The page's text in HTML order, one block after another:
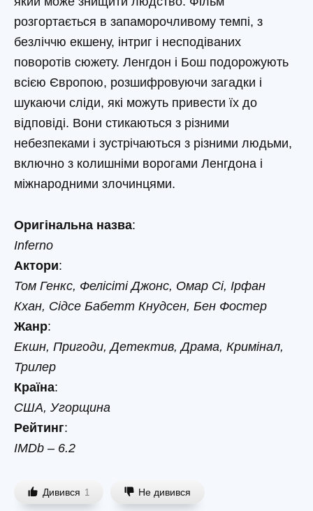
розгортається в запаморочливому темпі, з
безліччю екшену, інтриг і несподіваних
поворотів сюжету. Ленгдон і Бош подорожують
всією Європою, розшифровуючи загадки і
шукаючи сліди, які можуть привести їх до
відповіді. Вони стикаються з різними
небезпеками і зустрічаються з різними людьми,
включно з колишніми ворогами Ленгдона і
міжнародними злочинцями.
Оригінальна назва:
Inferno
Актори:
Том Генкс, Фелісіті Джонс, Омар Сі, Ірфан
Кхан, Сідсе Бабетт Кнудсен, Бен Фостер
Жанр:
Екшн, Пригоди, Детектив, Драма, Кримінал,
Трилер
Країна:
США, Угорщина
Рейтинг:
IMDb – 6.2
Дивився 1 Не дивився